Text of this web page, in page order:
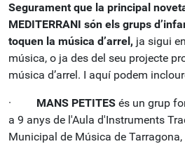
Segurament que la principal
MEDITERRANI són els grups
toquen la música d’arrel, ja sigui
música, o ja des del seu projecte
música d’arrel. I aquí podem
· MANS PETITES és un grup
a 9 anys de l'Aula d'Instruments
Municipal de Música de